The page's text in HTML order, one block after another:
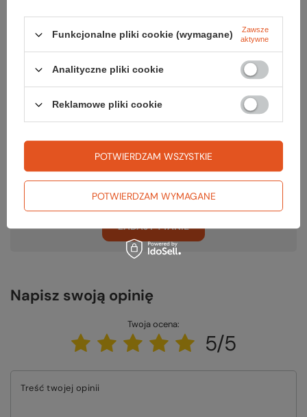
RĘKOJMIA 24 M-CE
Na sprzedawane produkty udzielana jest 24-miesięczna rękojmia na
PODMIOT ODPOWIEDZIALNY ZA TEN PRODUKT NA TERENIE UE
Black Diamond Equipment Europe GmbH Więcej
Potrzebujesz pomocy? Masz pytania?
Zadaj pytanie a my odpowiemy niezwłocznie, najciekawsze pytania i
odpowiedzi publikując dla innych.
ZADAJ PYTANIE
Napisz swoją opinię
Twoja ocena:
5/5
Treść twojej opinii
Funkcjonalne pliki cookie (wymagane)
Zawsze
aktywne
Analityczne pliki cookie
Reklamowe pliki cookie
POTWIERDZAM WYMAGANE
POTWIERDZAM WSZYSTKIE